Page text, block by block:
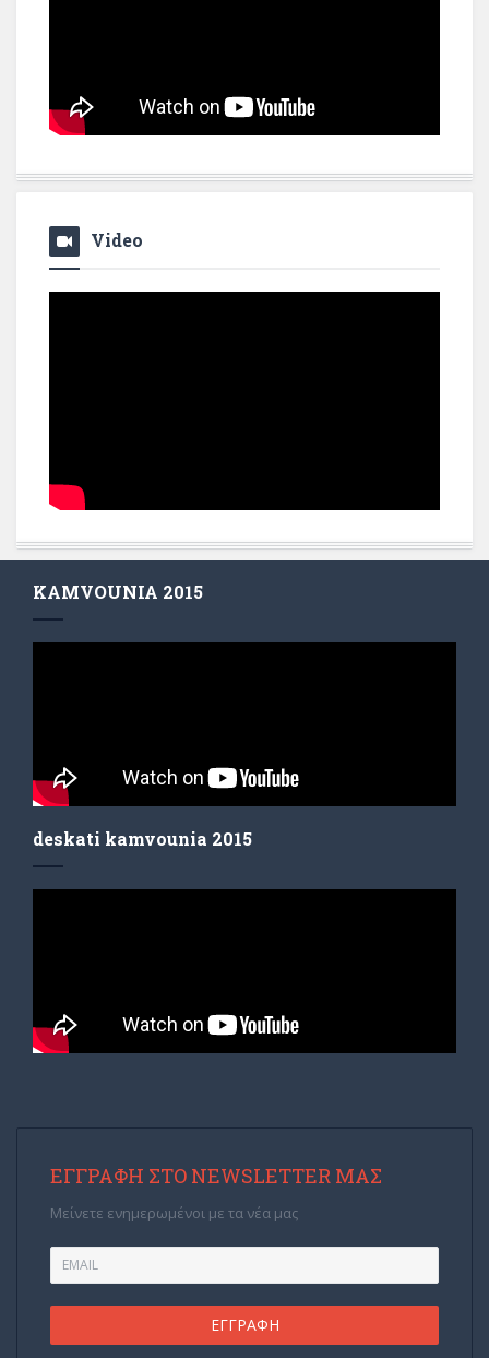
Video
KAMVOUNIA 2015
deskati kamvounia 2015
ΕΓΓΡΑΦΉ ΣΤΟ NEWSLETTER ΜΑΣ
Μείνετε ενημερωμένοι με τα νέα μας